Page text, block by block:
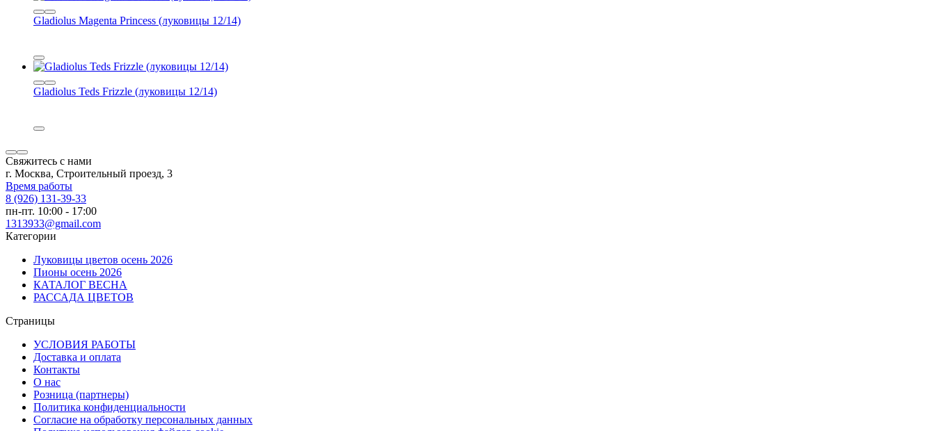
Gladiolus Magenta Princess (луковицы 12/14)
Gladiolus Teds Frizzle (луковицы 12/14)
Свяжитесь с нами
г. Москва, Строительный проезд, 3
Время работы
8 (926) 131-39-33
пн-пт. 10:00 - 17:00
1313933@gmail.com
Категории
Луковицы цветов осень 2026
Пионы осень 2026
КАТАЛОГ ВЕСНА
РАССАДА ЦВЕТОВ
Страницы
УСЛОВИЯ РАБОТЫ
Доставка и оплата
Контакты
О наc
Розница (партнеры)
Политика конфиденциальности
Согласие на обработку персональных данных